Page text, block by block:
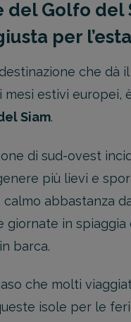
del Golfo del
per
destinazione che dà
estivi europei,
Siam.
di sud-ovest
più lievi e
calmo abbastanza
giornate in spiaggia
barca.
che molti
isole per le